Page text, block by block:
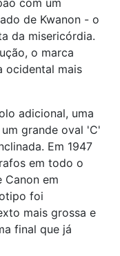
com um
de Kwanon - o
da misericórdia.
o marca
ocidental mais
adicional, uma
grande oval 'C'
Em 1947
em todo o
Canon em
foi
mais grossa e
final que já